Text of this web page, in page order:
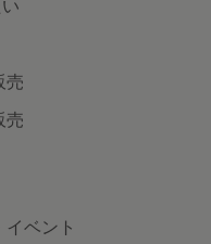
売
売
イベント